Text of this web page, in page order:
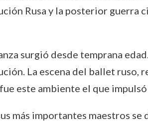
Rusa y la posterior guerra
surgió desde temprana
La escena del ballet ruso,
este ambiente el que
más importantes maestros se